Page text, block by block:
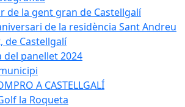
de la gent gran de Castellgalí
de la residència Sant Andreu
de Castellgalí
del panellet 2024
A CASTELLGALÍ
la Roqueta